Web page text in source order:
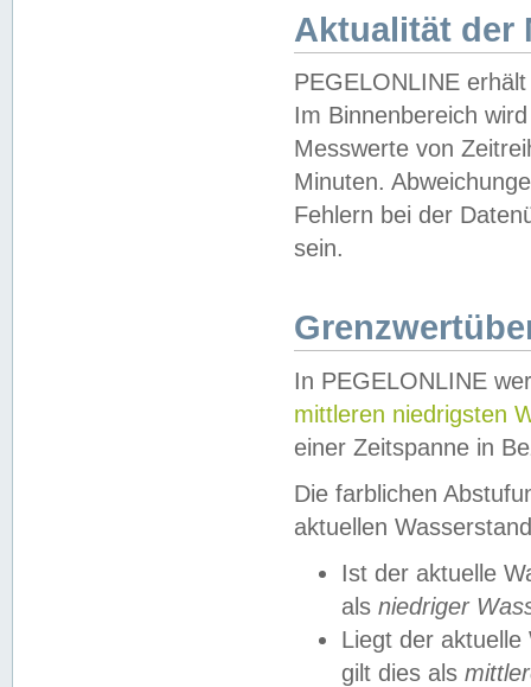
Aktualität der
PEGELONLINE
Im Binnenbereich
Messwerte von
Minuten.
Fehlern bei der
sein.
In PEGELONLINE
mittleren niedrigsten
einer Zeitspanne in
Die farblichen
aktuellen
Ist der aktuelle
als niedriger
Liegt der
gilt dies als